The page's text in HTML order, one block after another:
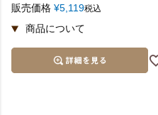
販売価格 ¥5,119税込